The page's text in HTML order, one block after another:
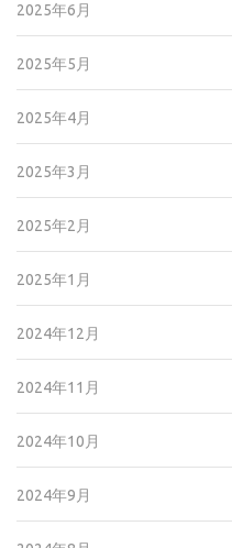
2025年6月
2025年5月
2025年4月
2025年3月
2025年2月
2025年1月
2024年12月
2024年11月
2024年10月
2024年9月